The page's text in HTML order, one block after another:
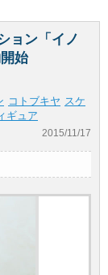
ョン「イノ
始
コトブキヤ スケ
ギュア
2015/11/17